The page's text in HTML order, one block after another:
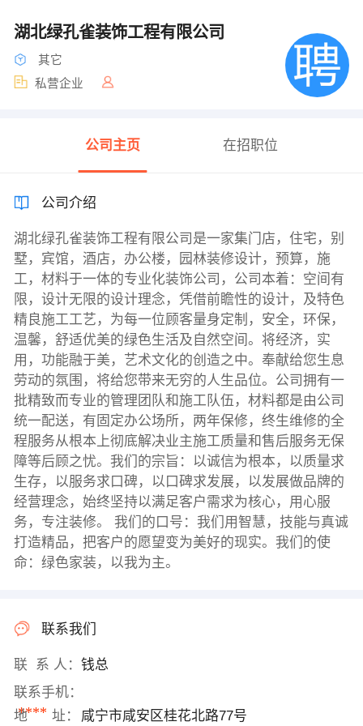
湖北绿孔雀装饰工程有限公司
其它
私营企业
公司主页 在招职位
公司介绍
湖北绿孔雀装饰工程有限公司是一家集门店，住宅，别
墅，宾馆，酒店，办公楼，园林装修设计，预算，施
工，材料于一体的专业化装饰公司，公司本着：空间有
限，设计无限的设计理念，凭借前瞻性的设计，及特色
精良施工工艺，为每一位顾客量身定制，安全，环保，
温馨，舒适优美的绿色生活及自然空间。将经济，实
用，功能融于美，艺术文化的创造之中。奉献给您生息
劳动的氛围，将给您带来无穷的人生品位。公司拥有一
批精致而专业的管理团队和施工队伍，材料都是由公司
统一配送，有固定办公场所，两年保修，终生维修的全
程服务从根本上彻底解决业主施工质量和售后服务无保
障等后顾之忧。我们的宗旨：以诚信为根本，以质量求
生存，以服务求口碑，以口碑求发展，以发展做品牌的
经营理念，始终坚持以满足客户需求为核心，用心服
务，专注装修。 我们的口号：我们用智慧，技能与真诚
打造精品，把客户的愿望变为美好的现实。我们的使
命：绿色家装，以我为主。
联系我们
联 系 人： 钱总
联系手机：
****
地 址： 咸宁市咸安区桂花北路77号